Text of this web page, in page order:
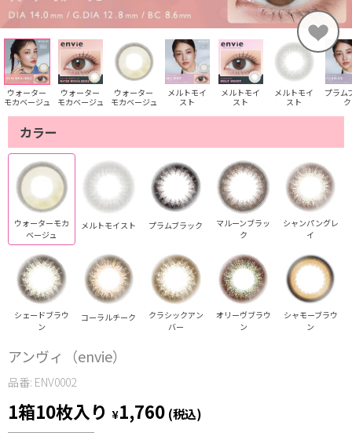
ウォーター
モカベージュ
ウォーター
モカベージュ
ウォーター
モカベージュ
メルトモイ
スト
メルトモイ
スト
メルトモイ
スト
プラム
ク
カラー
ウォーターモカ
ベージュ
メルトモイスト プラムブラック
マルーンブラッ
ク
シャンパングレ
イ
シェードブラウ
ン
コーラルチーク
クラシックアン
バー
オリーヴブラウ
ン
シャモーブラウ
ン
アンヴィ（envie）
品番: ENV0002
1箱10枚入り ¥1,760 (税込)